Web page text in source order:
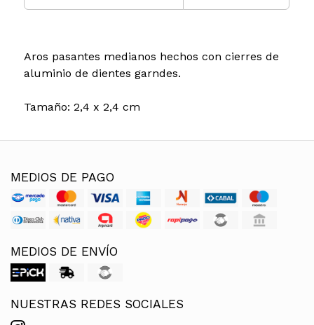
Aros pasantes medianos hechos con cierres de
aluminio de dientes garndes.
Tamaño: 2,4 x 2,4 cm
MEDIOS DE PAGO
MEDIOS DE ENVÍO
NUESTRAS REDES SOCIALES